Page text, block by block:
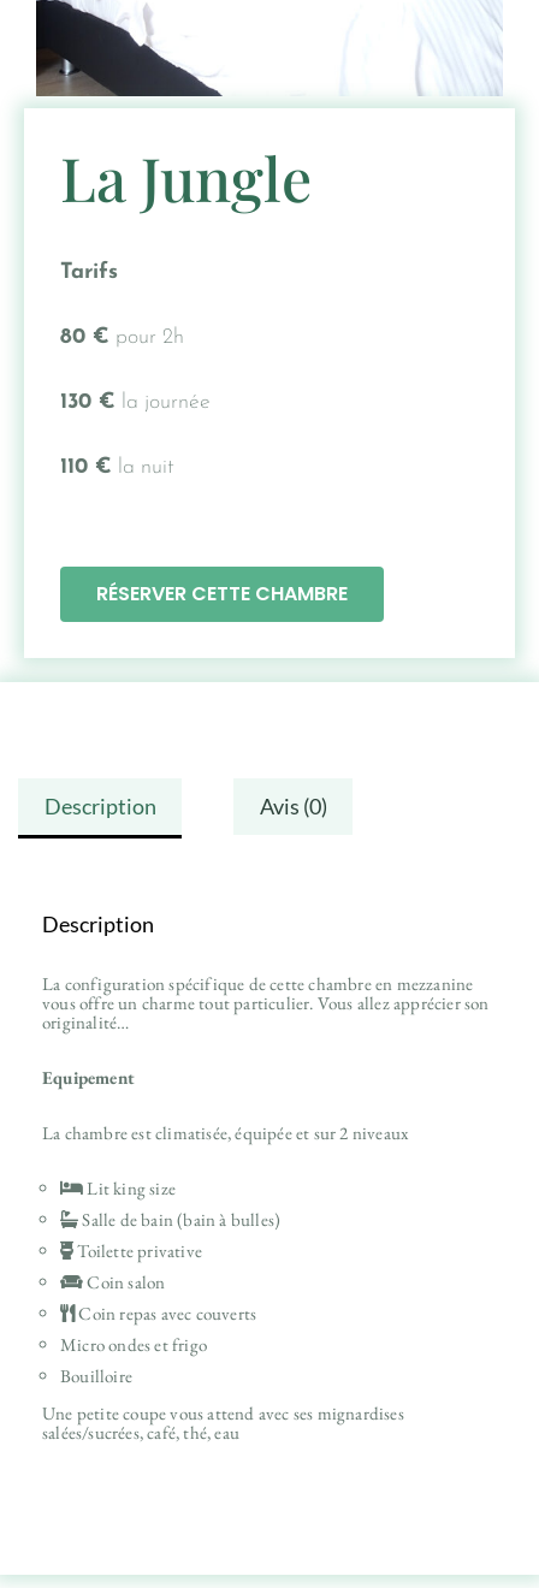
La Jungle
Tarifs
80 € pour 2h
130 € la journée
110 € la nuit
RÉSERVER CETTE CHAMBRE
Description Avis (0)
Description
La configuration spécifique de cette chambre en mezzanine
vous offre un charme tout particulier. Vous allez apprécier son
originalité…
Equipement
La chambre est climatisée, équipée et sur 2 niveaux
Lit king size
Salle de bain (bain à bulles)
Toilette privative
Coin salon
Coin repas avec couverts
Micro ondes et frigo
Bouilloire
Une petite coupe vous attend avec ses mignardises
salées/sucrées, café, thé, eau